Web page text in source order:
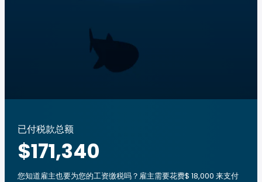
已付税款总额
$171,340
您知道雇主也要为您的工资缴税吗？雇主需要花费$ 18,000 来支付